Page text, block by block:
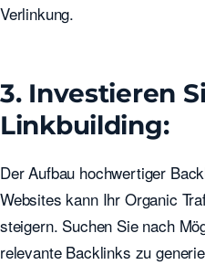
Verlinkung.
3. Investieren
Linkbuilding:
Der Aufbau hochwertiger
Websites kann Ihr Organic
steigern. Suchen Sie nach
relevante Backlinks zu